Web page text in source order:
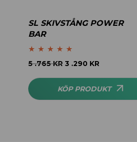
SL SKIVSTÅNG POWER
BAR
Betygsatt5.00
5 .765KR 3 .290 KR
KÖP PRODUKT